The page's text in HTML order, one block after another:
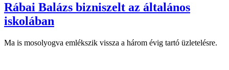
Rábai Balázs bizniszelt az általános
iskolában
Ma is mosolyogva emlékszik vissza a három évig tartó üzletelésre.